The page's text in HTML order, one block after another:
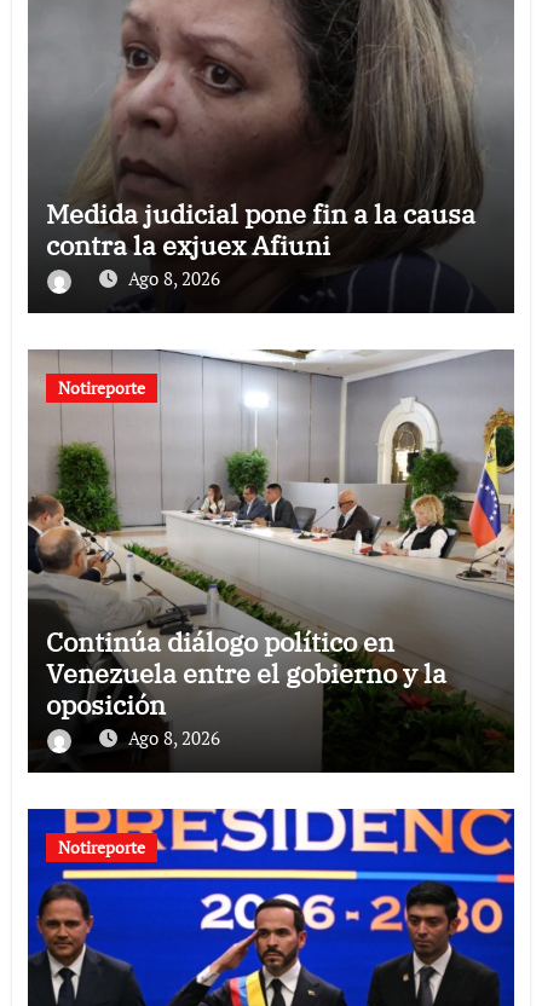
Medida judicial pone fin a la causa
contra la exjuex Afiuni
Ago 8, 2026
Notireporte
Continúa diálogo político en
Venezuela entre el gobierno y la
oposición
Ago 8, 2026
Notireporte